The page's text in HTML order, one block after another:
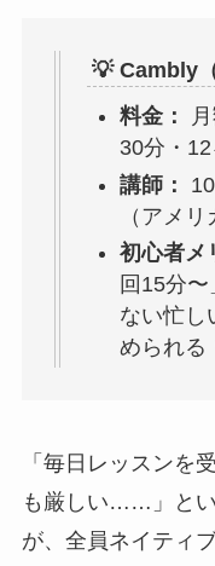
💡 Cambly
料金：
30分・12
講師：
（アメ
初心者メ
回15分
ない忙し
められる
「毎日レッスンを
も厳しい……」と
が、全員ネイティ